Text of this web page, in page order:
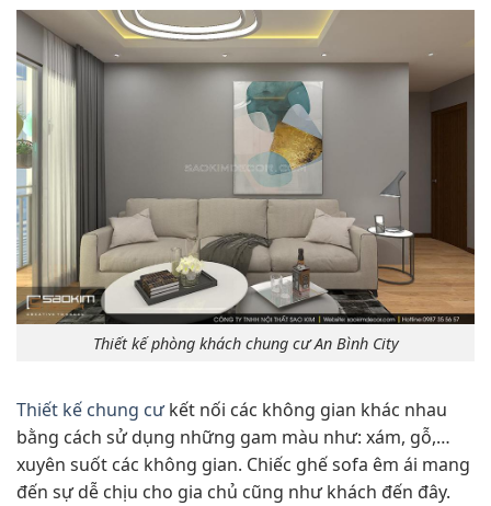
Thiết kế phòng khách chung cư An Bình City
Thiết kế chung cưkết nối các không gian khác nhau
bằng cách sử dụng những gam màu như: xám, gỗ,…
xuyên suốt các không gian. Chiếc ghế sofa êm ái mang
đến sự dễ chịu cho gia chủ cũng như khách đến đây.